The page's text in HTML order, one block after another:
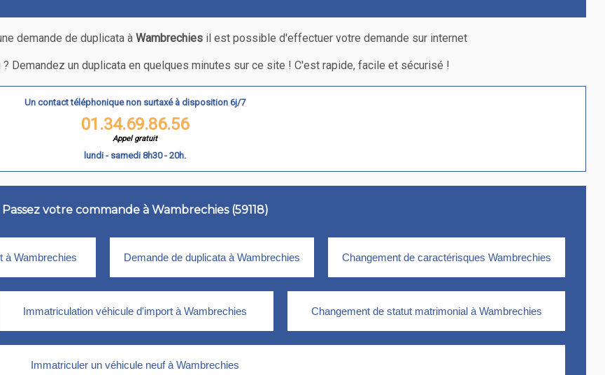
demande de duplicata à Wambrechiesil est possible d'effectuer votre demande sur internet
Demandez un duplicata en quelques minutes sur ce site ! C'est rapide, facile et sécurisé !
Un contact téléphonique non surtaxé à disposition 6j/7
01.34.69.86.56
Appel gratuit
lundi - samedi 8h30 - 20h.
Passez votre commande à Wambrechies (59118)